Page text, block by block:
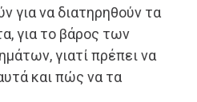
για να διατηρηθούν τα
για το βάρος των
γιατί πρέπει να
και πώς να τα